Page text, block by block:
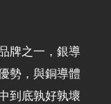
牌之一，銀導
勢，與銅導體
到底孰好孰壞